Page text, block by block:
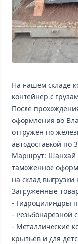
На нашем складе
контейнер с
После
оформления во
отгружен по
автодоставкой по
Маршрут: Шанхай
таможенное
на склад выгрузки
Загруженные
- Гидроцилиндры
- Резьбонарезной
- Металлические
крыльев и для